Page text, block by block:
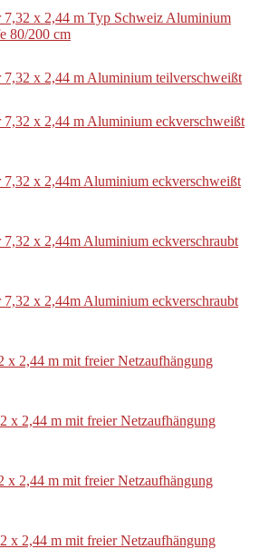
7,32 x 2,44 m Typ Schweiz Aluminium
80/200 cm
7,32 x 2,44 m Aluminium teilverschweißt
7,32 x 2,44 m Aluminium eckverschweißt
7,32 x 2,44m Aluminium eckverschweißt
7,32 x 2,44m Aluminium eckverschraubt
7,32 x 2,44m Aluminium eckverschraubt
x 2,44 m mit freier Netzaufhängung
x 2,44 m mit freier Netzaufhängung
x 2,44 m mit freier Netzaufhängung
x 2,44 m mit freier Netzaufhängung